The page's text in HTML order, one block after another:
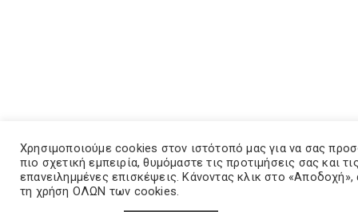
Χρησιμοποιούμε cookies στον ιστότοπό μας για να σας
πιο σχετική εμπειρία, θυμόμαστε τις προτιμήσεις σας και
επανειλημμένες επισκέψεις. Κάνοντας κλικ στο
τη χρήση ΟΛΩΝ των cookies.